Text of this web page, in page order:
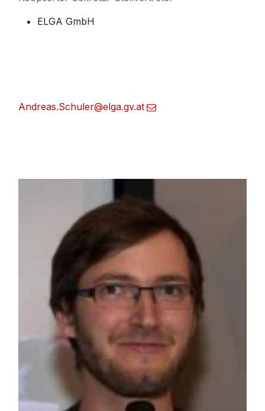
ELGA GmbH
Andreas.Schuler@elga.gv.at